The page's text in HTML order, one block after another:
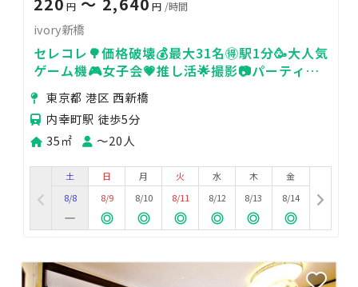
円 円 /時間
ivory新橋
セレコレ🌳価格破壊💰最大31名🉐駅1分🥳大人気
ゲーム機🎮女子会💗推し活🌟撮影📷パーティ🥂
24H🏪飲み会🍻ivory新橋
東京都 港区 西新橋
内幸町駅 徒歩5分
35㎡
〜20人
土
8/8
日
8/9
月
8/10
火
8/11
水
8/12
木
8/13
金
8/14